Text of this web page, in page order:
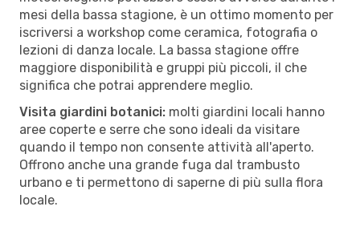
mesi della bassa stagione, è un ottimo momento per
iscriversi a workshop come ceramica, fotografia o
lezioni di danza locale. La bassa stagione offre
maggiore disponibilità e gruppi più piccoli, il che
significa che potrai apprendere meglio.
Visita giardini botanici: molti giardini locali hanno
aree coperte e serre che sono ideali da visitare
quando il tempo non consente attività all'aperto.
Offrono anche una grande fuga dal trambusto
urbano e ti permettono di saperne di più sulla flora
locale.